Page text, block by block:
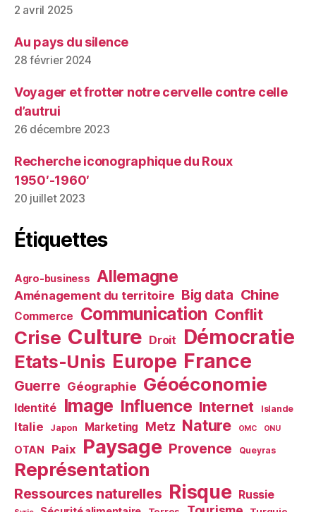
2 avril 2025
Au pays du silence
28 février 2024
Voyager et frotter notre cervelle contre celle
d’autrui
26 décembre 2023
Recherche iconographique du Roux
1950′-1960′
20 juillet 2023
Étiquettes
Agro-business Allemagne
Aménagement du territoire Big data Chine
Commerce Communication Conflit
Crise Culture Droit Démocratie
Etats-Unis Europe France
Guerre Géographie Géoéconomie
Identité Image Influence Internet Islande
Italie Japon Marketing Metz Nature OMC ONU
OTAN Paix Paysage Provence Queyras
Représentation
Ressources naturelles Risque Russie